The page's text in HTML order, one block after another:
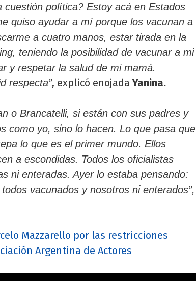
cuestión política? Estoy acá en Estados
quiso ayudar a mí porque los vacunan a
a cuatro manos, estar tirada en la
teniendo la posibilidad de vacunar a mi
y respetar la salud de mi mamá.
respecta”, explicó enojadaYanina.
o Brancatelli, si están con sus padres y
como yo, sino lo hacen. Lo que pasa que
lo que es el primer mundo. Ellos
a escondidas. Todos los oficialistas
ni enteradas. Ayer lo estaba pensando:
vacunados y nosotros ni enterados”,
Mazzarello por las restricciones
Argentina de Actores